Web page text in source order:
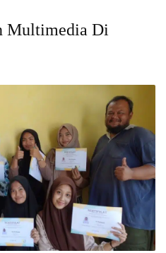
Multimedia Di